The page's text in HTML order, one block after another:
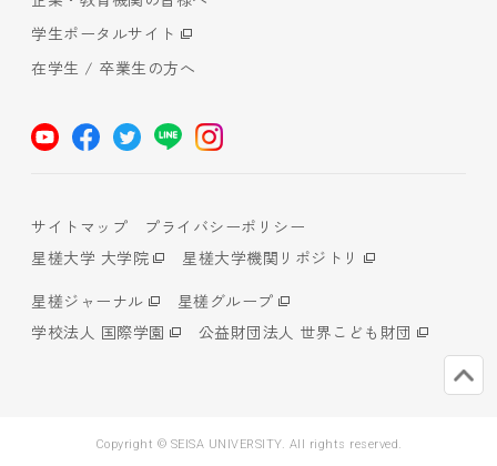
学生ポータルサイト
在学生 / 卒業生の方へ
サイトマップ
プライバシーポリシー
星槎大学 大学院
星槎大学機関リポジトリ
星槎ジャーナル
星槎グループ
学校法人 国際学園
公益財団法人 世界こども財団
Copyright © SEISA UNIVERSITY. All rights reserved.